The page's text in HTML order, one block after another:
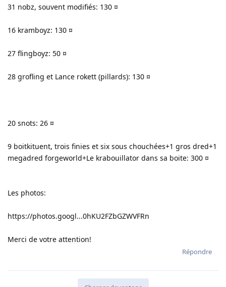
31 nobz, souvent modifiés: 130 ¤
16 kramboyz: 130 ¤
27 flingboyz: 50 ¤
28 grofling et Lance rokett (pillards): 130 ¤
20 snots: 26 ¤
9 boitkituent, trois finies et six sous chouchées+1 gros dred+1
megadred forgeworld+Le krabouillator dans sa boite: 300 ¤
Les photos:
https://photos.googl...0hKU2FZbGZWVFRn
Merci de votre attention!
Répondre